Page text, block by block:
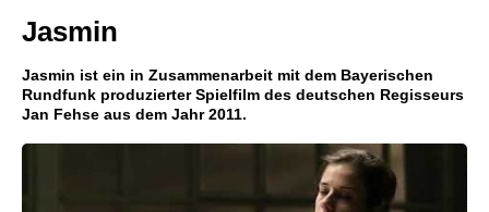
Jasmin
Jasmin ist ein in Zusammenarbeit mit dem Bayerischen
Rundfunk produzierter Spielfilm des deutschen Regisseurs
Jan Fehse aus dem Jahr 2011.